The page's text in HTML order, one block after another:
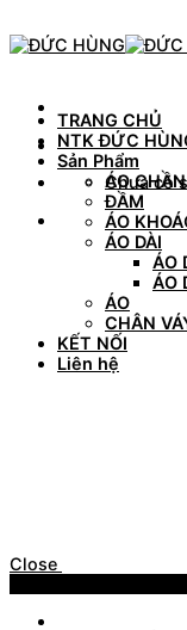
to
content
Chưa có
TRANG CHỦ
NTK ĐỨC
Sản Phẩm
ÁO
ĐẦM
ÁO
ÁO DÀI
ÁO
ÁO
ÁO
CHÂN
KẾT NỐI
Liên hệ
Close